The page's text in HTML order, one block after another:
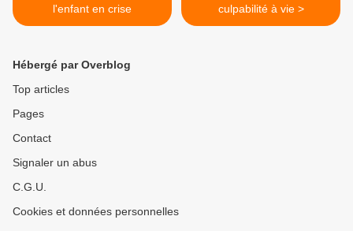
l'enfant en crise
culpabilité à vie >
Hébergé par Overblog
Top articles
Pages
Contact
Signaler un abus
C.G.U.
Cookies et données personnelles